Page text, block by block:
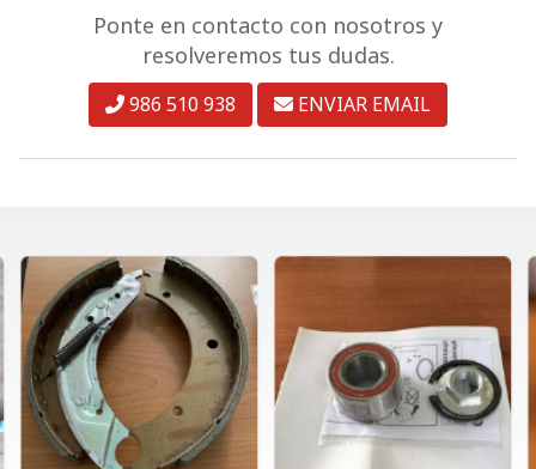
Ponte en contacto con nosotros y
resolveremos tus dudas.
986 510 938 ENVIAR EMAIL